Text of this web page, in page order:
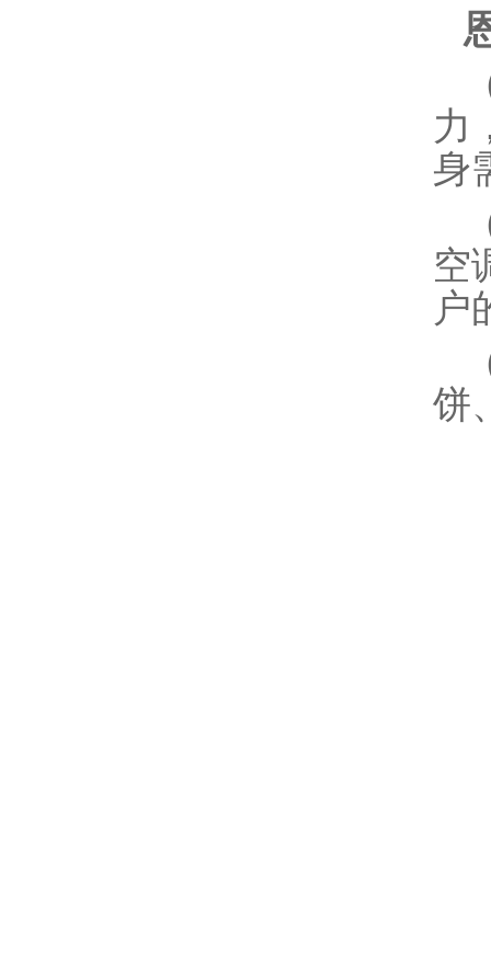
力
身
空
户
饼